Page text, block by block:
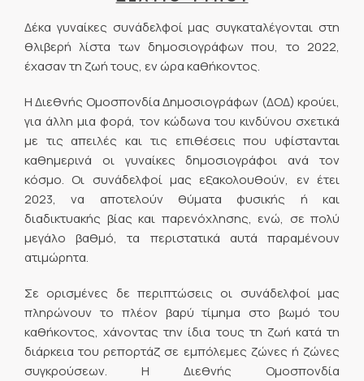
Δέκα γυναίκες συνάδελφοί μας συγκαταλέγονται στη
θλιβερή λίστα των δημοσιογράφων που, το 2022,
έχασαν τη ζωή τους, εν ώρα καθήκοντος.
Η Διεθνής Ομοσπονδία Δημοσιογράφων (ΔΟΔ) κρούει,
για άλλη μια φορά, τον κώδωνα του κινδύνου σχετικά
με τις απειλές και τις επιθέσεις που υφίστανται
καθημερινά οι γυναίκες δημοσιογράφοι ανά τον
κόσμο. Οι συνάδελφοί μας εξακολουθούν, εν έτει
2023, να αποτελούν θύματα φυσικής ή και
διαδικτυακής βίας και παρενόχλησης, ενώ, σε πολύ
μεγάλο βαθμό, τα περιστατικά αυτά παραμένουν
ατιμώρητα.
Σε ορισμένες δε περιπτώσεις οι συνάδελφοί μας
πληρώνουν το πλέον βαρύ τίμημα στο βωμό του
καθήκοντος, χάνοντας την ίδια τους τη ζωή κατά τη
διάρκεια του ρεπορτάζ σε εμπόλεμες ζώνες ή ζώνες
συγκρούσεων. Η Διεθνής Ομοσπονδία